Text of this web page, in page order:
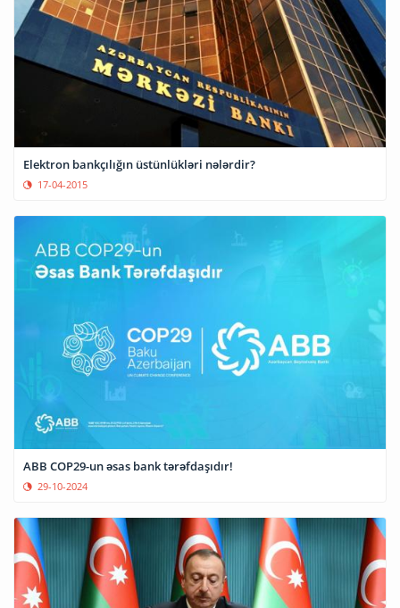
Elektron bankçılığın üstünlükləri nələrdir?
17-04-2015
ABB COP29-un əsas bank tərəfdaşıdır!
29-10-2024